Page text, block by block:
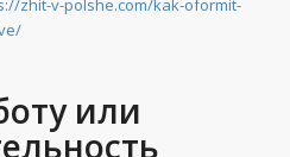
zhit-v-polshe.com/kak-oformit-
или